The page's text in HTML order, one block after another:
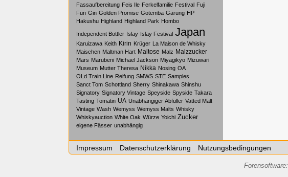
Fassaufbereitung Feis Ile Ferkelfamilie Festival Fuji
Fun Gin Golden Promise Gotemba Gärung HP
Hakushu Highland Highland Park Hombo
Independent Bottler Islay Islay Festival Japan
Karuizawa Keith Kirin Krüger La Maison de Whisky
Maischen Maltman Hart Maltose Malz Malzzucker
Mars Marubeni Michael Jackson Miyagikyo Mizuwari
Museum Mutter Theresa Nikka Nosing OA
OLd Train Line Reifung SMWS STE Samples
Sanct Tom Schottland Sherry Shinakawa Shinshu
Signatory Signatory Vintage Speyside Spyside Takara
Tasting Tomatin UA Unabhängiger Abfüller Vatted Malt
Vintage Wash Wemyss Wemyss Malts Whisky
Whiskyauction White Oak Würze Yoichi Zucker
eigene Fässer unabhängig
Impressum Datenschutzerklärung Nutzungsbedingungen
Forensoftware: